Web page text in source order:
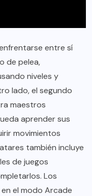
entre sí
de pelea,
niveles y
lado, el segundo
maestros
aprender sus
movimientos
también incluye
de juegos
Los
el modo Arcade